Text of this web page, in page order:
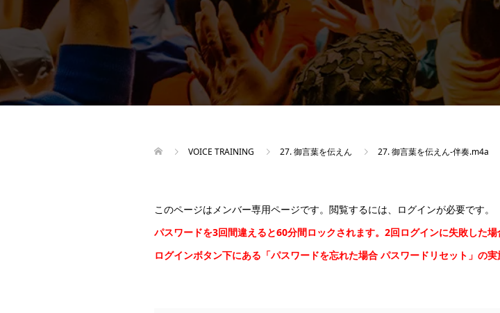
VOICE TRAINING 27. 御言葉を伝えん 27. 御言葉を伝えん-伴奏.m4a
このページはメンバー専用ページです。閲覧するには、ログインが必要です。
パスワードを3回間違えると60分間ロックされます。2回ログインに失敗した
ログインボタン下にある「パスワードを忘れた場合 パスワードリセット 」の